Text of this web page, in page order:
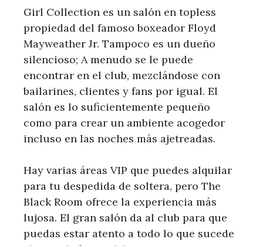
Girl Collection es un salón en topless
propiedad del famoso boxeador Floyd
Mayweather Jr. Tampoco es un dueño
silencioso; A menudo se le puede
encontrar en el club, mezclándose con
bailarines, clientes y fans por igual. El
salón es lo suficientemente pequeño
como para crear un ambiente acogedor
incluso en las noches más ajetreadas.
Hay varias áreas VIP que puedes alquilar
para tu despedida de soltera, pero The
Black Room ofrece la experiencia más
lujosa. El gran salón da al club para que
puedas estar atento a todo lo que sucede